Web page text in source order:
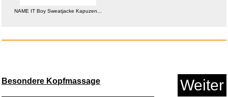
NAME IT Boy Sweatjacke Kapuzen...
Besondere Kopfmassage Weiter